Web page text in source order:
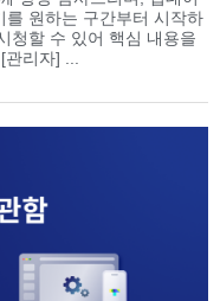
를 원하는 구간부터 시작하
청할 수 있어 핵심 내용을
리자] ...